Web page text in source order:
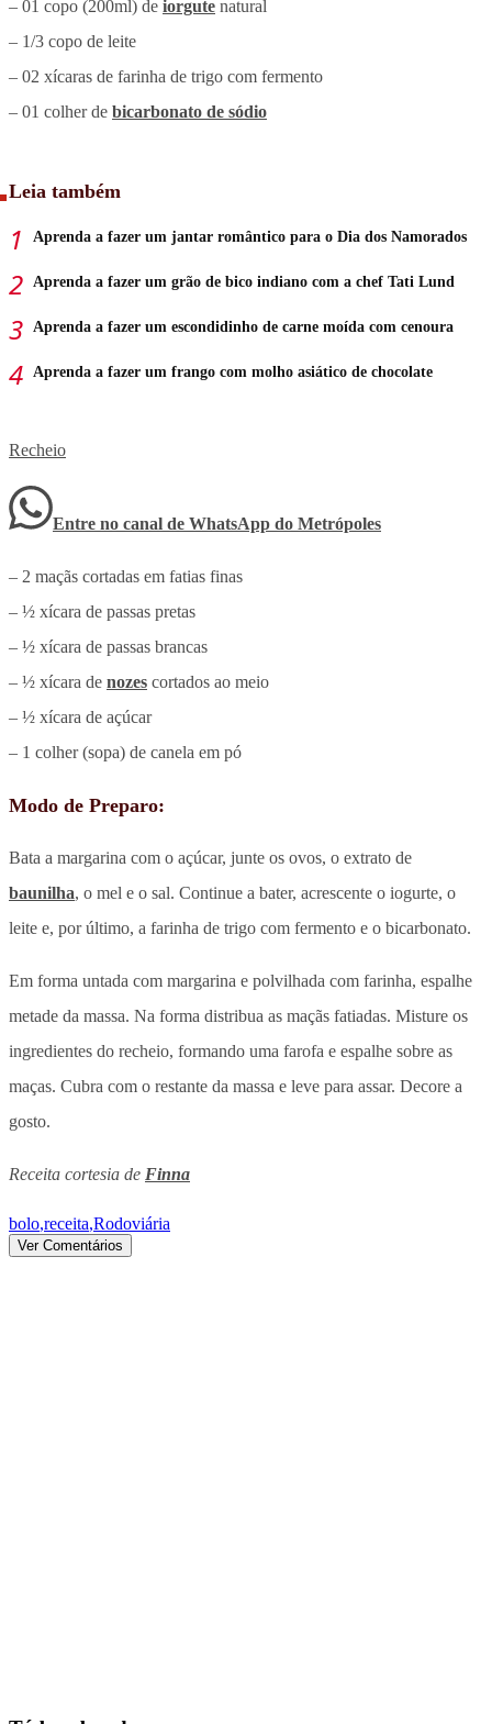
– 01 copo (200ml) de iorgute natural
– 1/3 copo de leite
– 02 xícaras de farinha de trigo com fermento
– 01 colher de bicarbonato de sódio
Leia também
Aprenda a fazer um jantar romântico para o Dia dos Namorados
Aprenda a fazer um grão de bico indiano com a chef Tati Lund
Aprenda a fazer um escondidinho de carne moída com cenoura
Aprenda a fazer um frango com molho asiático de chocolate
Recheio
Entre no canal de WhatsApp do Metrópoles
– 2 maçãs cortadas em fatias finas
– ½ xícara de passas pretas
– ½ xícara de passas brancas
– ½ xícara de nozes cortados ao meio
– ½ xícara de açúcar
– 1 colher (sopa) de canela em pó
Modo de Preparo:
Bata a margarina com o açúcar, junte os ovos, o extrato de
baunilha, o mel e o sal. Continue a bater, acrescente o iogurte, o
leite e, por último, a farinha de trigo com fermento e o bicarbonato.
Em forma untada com margarina e polvilhada com farinha, espalhe
metade da massa. Na forma distribua as maçãs fatiadas. Misture os
ingredientes do recheio, formando uma farofa e espalhe sobre as
maças. Cubra com o restante da massa e leve para assar. Decore a
gosto.
Receita cortesia de Finna
bolo,receita,Rodoviária
Ver Comentários